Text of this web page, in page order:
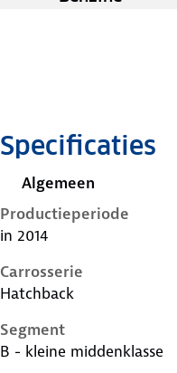
Specificaties
Algemeen
Productieperiode
in 2014
Carrosserie
Hatchback
Segment
B - kleine middenklasse